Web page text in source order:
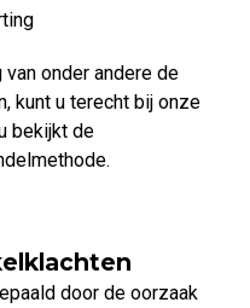
onder andere de
kunt u terecht bij onze
bekijkt de
door de oorzaak